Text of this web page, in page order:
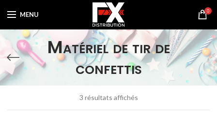
MENU 0
Matériel de tir de
confettis
3 résultats affichésTrié